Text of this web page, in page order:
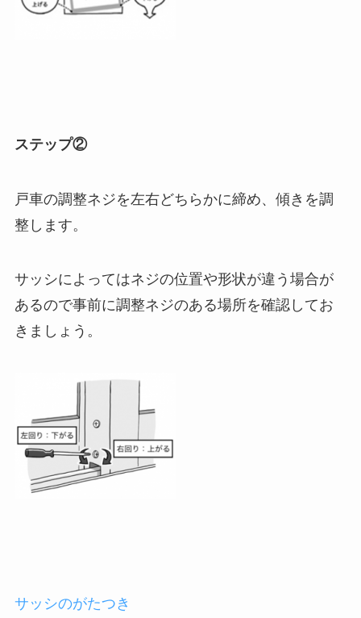
ステップ②
戸車の調整ネジを左右どちらかに締め、傾きを調
整します。
サッシによってはネジの位置や形状が違う場合が
あるので事前に調整ネジのある場所を確認してお
きましょう。
サッシのがたつき